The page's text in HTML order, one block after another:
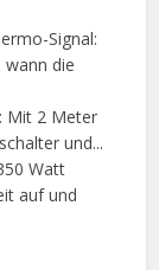
Signal:
wann die
Mit 2 Meter
und...
Watt
auf und